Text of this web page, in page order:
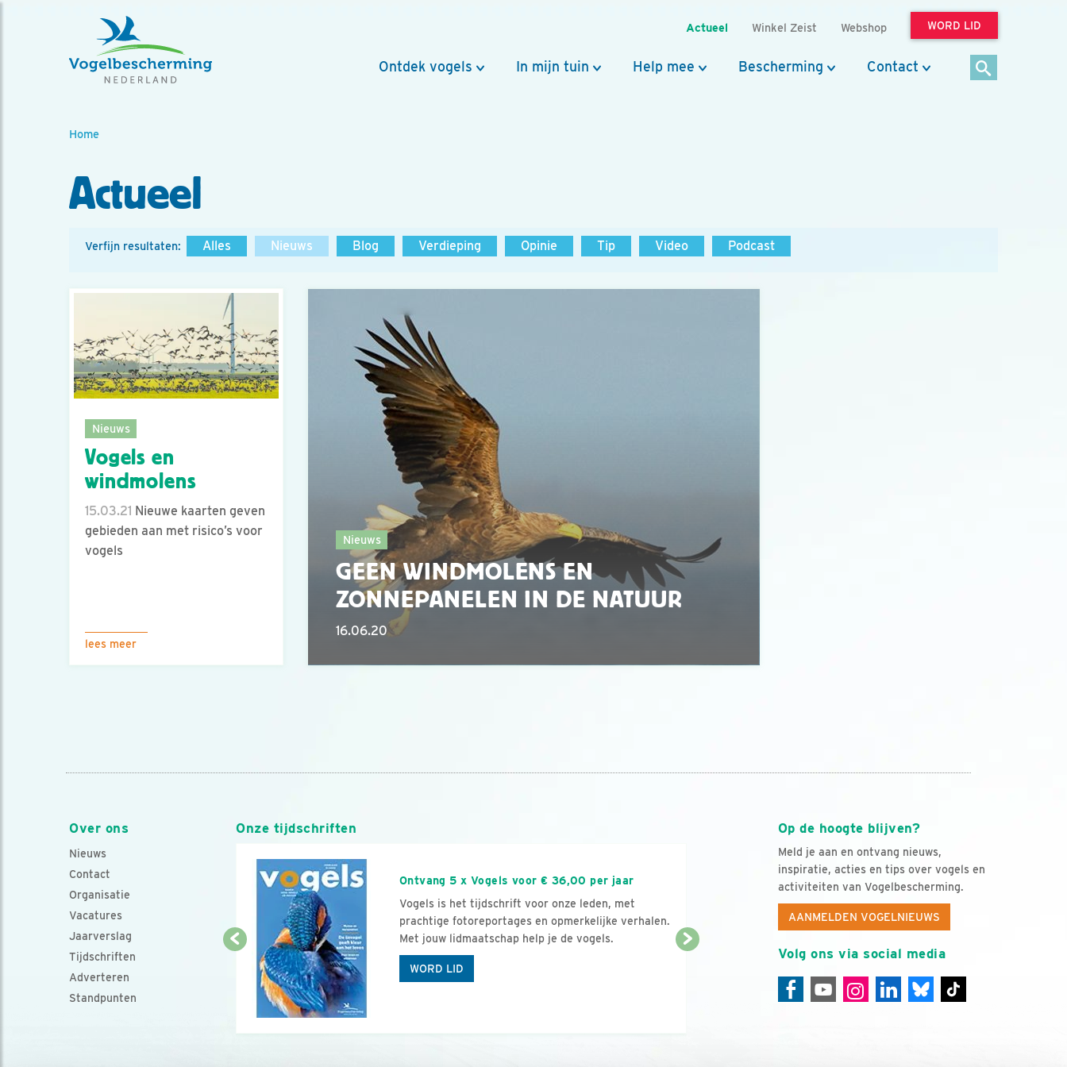
Actueel Winkel Zeist Webshop WORD LID
Ontdek vogels In mijn tuin Help mee Bescherming Contact
Home
Actueel
Verfijn resultaten: Alles Nieuws Blog Verdieping Opinie Tip Video Podcast
Nieuws
Vogels en
windmolens
15.03.21 Nieuwe kaarten geven
gebieden aan met risico’s voor
vogels
lees meer
Nieuws
GEEN WINDMOLENS EN
ZONNEPANELEN IN DE NATUUR
16.06.20
Over ons
Nieuws
Contact
Organisatie
Vacatures
Jaarverslag
Tijdschriften
Adverteren
Standpunten
Op de hoogte blijven?
Meld je aan en ontvang nieuws,
inspiratie, acties en tips over vogels en
activiteiten van Vogelbescherming.
AANMELDEN VOGELNIEUWS
Volg ons via social media
Onze tijdschriften
Ontvang 5 x Vogels voor € 36,00 per jaar
Vogels is het tijdschrift voor onze leden, met
prachtige fotoreportages en opmerkelijke verhalen.
Met jouw lidmaatschap help je de vogels.
WORD LID